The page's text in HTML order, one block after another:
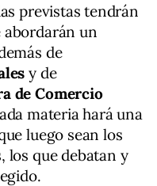
previstas tendrán
abordarán un
de
y de
de Comercio
materia hará una
luego sean los
los que debatan y